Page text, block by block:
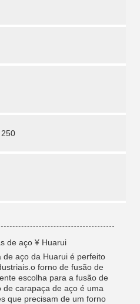
de aço ¥ Huarui
aço da Huarui é perfeito
forno de fusão de
escolha para a fusão de
carapaça de aço é uma
que precisam de um forno